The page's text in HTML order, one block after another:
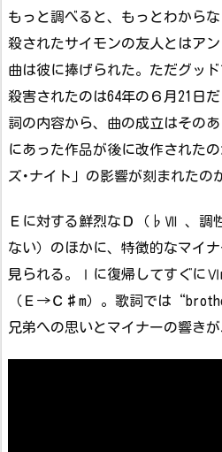
もっと調べると、もっとわから
殺されたサイモンの友人とはア
曲は彼に捧げられた。ただグッ
殺害されたのは64年の６月21日
詞の内容から、曲の成立はその
にあった作品が後に改作された
ズ･ナイト」の影響が刻まれたの
Ｅに対する鮮烈なＤ（♭Ⅶ 、調
ない）のほかに、特徴的なマイ
見られる。Ⅰに復帰してすぐに
（Ｅ→Ｃ♯m）。歌詞では
兄弟への思いとマイナーの響きが